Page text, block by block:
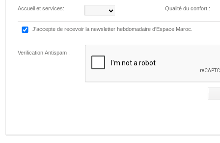
Accueil et services: Qualité du confort :
J'accepte de recevoir la newsletter hebdomadaire d'Espace Maroc.
Verification Antispam :